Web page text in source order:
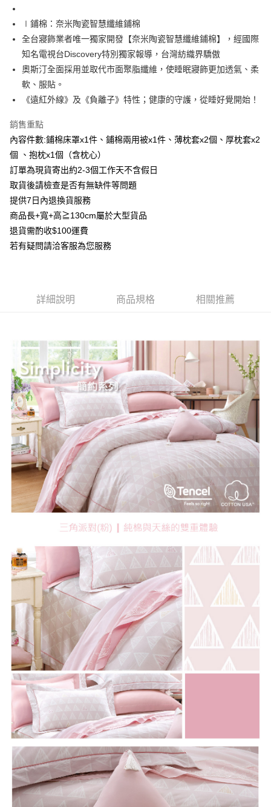
台新國際商業銀行
AFTEE先享後付
相關說明
【關於「AFTEE先享後付」】
AFTEE先享後付是「在收到商品之後才付款」的支付方式。 讓您購物簡單
便利好安心！
１．簡單：不需註冊會員、不需綁卡、不需儲值。
３．安心：先確認商品／服務後，再付款。
【「AFTEE先享後付」結帳流程】
１．於結帳方式選擇「AFTEE先享後付」後，將跳轉至「AFTEE先享後付」
２．訂單成立數日內，您將收到繳費通知簡訊。
３．收到繳費通知簡訊後14天內，點擊此簡訊中的連結，可透過四大超商／
ATM／網路銀行／等多元方式進行付款，方視為交易完成。
※ 請注意：結帳手續完成當下不需立刻繳費，但若您需要取消訂單，請聯絡
購買商品的店家。未經商家同意取消之訂單仍視為有效，需透過AFTEE先享
後付繳納相關費用。
是否繳費成功／繳費後需取消欲退款等相關疑問，請聯繫「AFTEE先享後付
客戶支援中心」https://netprotections.freshdesk.com/support/home
權轉讓予恩沛科技股份有限公司。
「AFTEE先享後付」，若未經同意申辦者引起之損失，本公司不負相關責
任。
４．使用「AFTEE先享後付」時，將依據個別帳號之用戶狀況，依本公司即
時審查核予不同之上限額度；若仍有額度不足之情形，本公司將視審查結果
請求用戶進行身份認證。
５．嚴禁一人註冊多個帳號或使用他人資訊註冊。若發現惡意使用之情形，
恩沛科技股份有限公司將有權停止該用戶之使用額度並採取法律行動。
ATM付款
運送方式
每筆NT$100，滿NT$3,000(含以上)免運費
離島宅配
∣鋪棉：奈米陶瓷智慧纖維鋪棉
全台寢飾業者唯一獨家開發【奈米陶瓷智慧纖維鋪棉】，經國際
知名電視台Discovery特別獨家報導，台灣紡織界驕傲
奧斯汀全面採用並取代市面聚脂纖維，使睡眠寢飾更加透氣、柔
軟、服貼。
《遠紅外線》及《負離子》特性；健康的守護，從睡好覺開始！
銷售重點
內容件數:鋪棉床罩x1件、鋪棉兩用被x1件、薄枕套x2個、厚枕套x2
個 、抱枕x1個（含枕心）
訂單為現貨寄出約2-3個工作天不含假日
取貨後請檢查是否有無缺件等問題
提供7日內退換貨服務
商品長+寬+高≧130cm屬於大型貨品
退貨需酌收$100運費
若有疑問請洽客服為您服務
詳細說明 商品規格 相關推薦